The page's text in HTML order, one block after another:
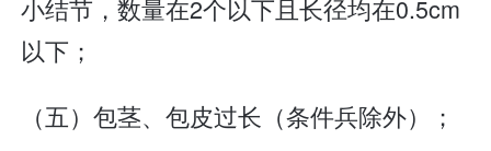
小结节，数量在2个以下且长径均在0.5cm
以下；
（五）包茎、包皮过长（条件兵除外）；